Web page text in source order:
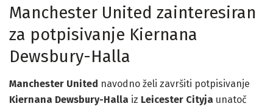
Manchester United zainteresiran
za potpisivanje Kiernana
Dewsbury-Halla
Manchester United navodno želi završiti potpisivanje
Kiernana Dewsbury-Halla iz Leicester Cityja unatoč